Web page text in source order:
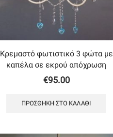
Κρεμαστό φωτιστικό 3 φώτα με
καπέλα σε εκρού απόχρωση
€95.00
ΠΡΟΣΘΉΚΗ ΣΤΟ ΚΑΛΆΘΙ